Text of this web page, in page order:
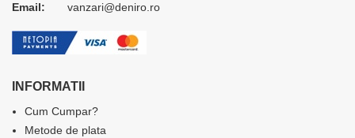
Email:
vanzari@deniro.ro
INFORMATII
Cum Cumpar?
Metode de plata